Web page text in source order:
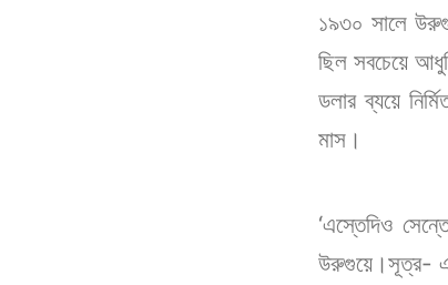
১৯৩০ সালে
ছিল সবচেয়ে
ডলার ব্যয়ে
মাস।
‘এস্তেদিও
উরুগুয়ে।সূত্র-